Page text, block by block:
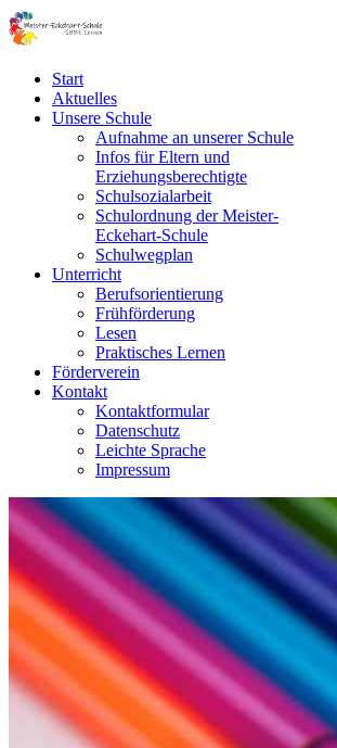
Start
Aktuelles
Unsere Schule
Aufnahme an unserer Schule
Infos für Eltern und
Erziehungsberechtigte
Schulsozialarbeit
Schulordnung der Meister-
Eckehart-Schule
Schulwegplan
Unterricht
Berufsorientierung
Frühförderung
Lesen
Praktisches Lernen
Förderverein
Kontakt
Kontaktformular
Datenschutz
Leichte Sprache
Impressum